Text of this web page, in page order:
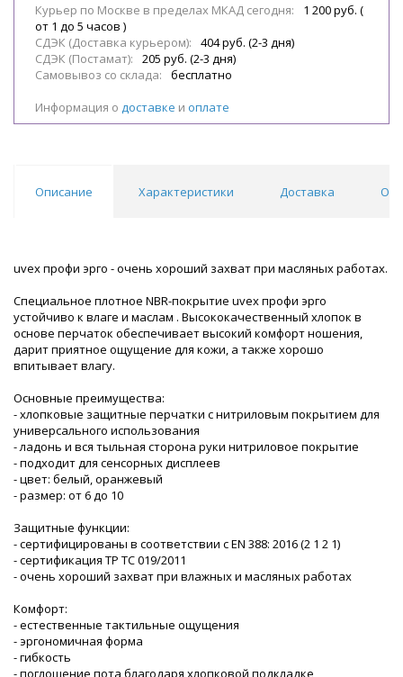
Курьер по Москве в пределах МКАД сегодня:
1 200 руб. (
от 1 до 5 часов )
СДЭК (Доставка курьером):
404 руб. (2-3 дня)
СДЭК (Постамат):
205 руб. (2-3 дня)
Самовывоз со склада:
бесплатно
Информация о доставке и оплате
Описание Характеристики Доставка
uvex профи эрго - очень хороший захват при масляных работах.
Специальное плотное NBR-покрытие uvex профи эрго
устойчиво к влаге и маслам . Высококачественный хлопок в
основе перчаток обеспечивает высокий комфорт ношения,
дарит приятное ощущение для кожи, а также хорошо
впитывает влагу.
Основные преимущества:
- хлопковые защитные перчатки с нитриловым покрытием для
универсального использования
- ладонь и вся тыльная сторона руки нитриловое покрытие
- подходит для сенсорных дисплеев
- цвет: белый, оранжевый
- размер: от 6 до 10
Защитные функции:
- сертифицированы в соответствии с EN 388: 2016 (2 1 2 1)
- сертификация ТР ТС 019/2011
- очень хороший захват при влажных и масляных работах
Комфорт:
- естественные тактильные ощущения
- эргономичная форма
- гибкость
- поглощение пота благодаря хлопковой подкладке